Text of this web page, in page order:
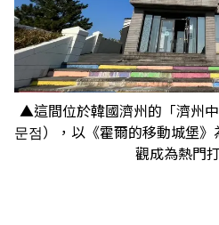
▲這間位於韓國濟州的「濟州
문점），以《霍爾的移動城堡
觀成為熱門